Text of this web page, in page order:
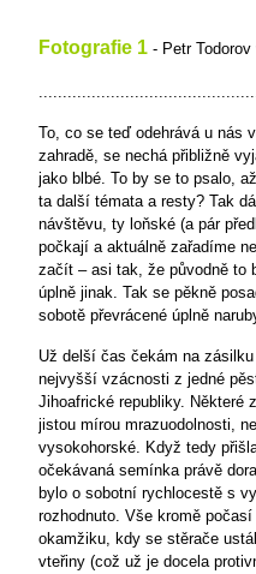
Fotografie 1 - Petr
To, co se teď odehrává u nás
zahradě, se nechá přibližně
jako blbé. To by se to psalo,
ta další témata a resty? Tak
návštěvu, ty loňské (a pár
počkají a aktuálně zařadíme
začít – asi tak, že původně to
úplně jinak. Tak se pěkně
sobotě převrácené úplně
Už delší čas čekám na
nejvyšší vzácnosti z jedné
Jihoafrické republiky. Některé
jistou mírou mrazuodolnosti,
vysokohorské. Když tedy
očekávaná semínka právě
bylo o sobotní rychlocestě s
rozhodnuto. Vše kromě
okamžiku, kdy se stěrače
vteřiny (což už je docela